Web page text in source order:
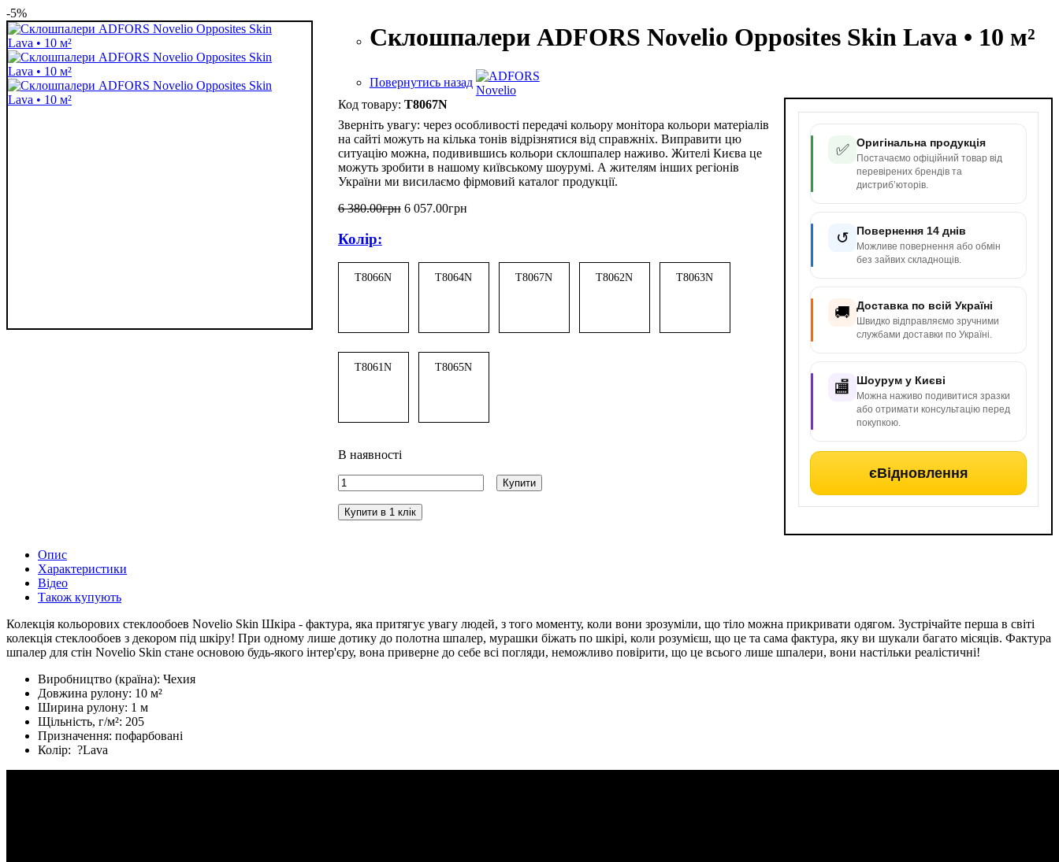
-5%
Склошпалери ADFORS Novelio Opposites Skin Lava • 10 м²
Повернутись назад
✅ Оригінальна продукція
Постачаємо офіційний товар від
перевірених брендів та
дистриб’юторів.
↺ Повернення 14 днів
Можливе повернення або обмін
без зайвих складнощів.
🚚 Доставка по всій Україні
Швидко відправляємо зручними
службами доставки по Україні.
🏬 Шоурум у Києві
Можна наживо подивитися зразки
або отримати консультацію перед
покупкою.
єВідновлення
T8067N
Зверніть увагу: через особливості передачі кольору монітора кольори матеріалів
на сайті можуть на кілька тонів відрізнятися від справжніх. Виправити цю
ситуацію можна, подивившись кольори склошпалер наживо. Жителі Києва це
можуть зробити в нашому київському шоурумі. А жителям інших регіонів
України ми висилаємо фірмовий каталог продукції.
6 380.00грн 6 057.00грн
Колір:
T8066N T8064N T8067N T8062N T8063N
T8061N T8065N
В наявності
Купити
Купити в 1 клік
Опис
Характеристики
Відео
Також купують
Колекція кольорових стеклообоев Novelio Skin Шкіра - фактура, яка притягує увагу людей, з того моменту, коли вони зрозуміли, що тіло можна прикривати одягом. Зустрічайте перша в світі
колекція стеклообоев з декором під шкіру! При одному лише дотику до полотна шпалер, мурашки біжать по шкірі, коли розумієш, що це та сама фактура, яку ви шукали багато місяців. Фактура
шпалер для стін Novelio Skin стане основою будь-якого інтер'єру, вона приверне до себе всі погляди, неможливо повірити, що це всього лише шпалери, вони настільки реалістичні!
Виробництво (країна): Чехия
Довжина рулону: 10 м²
Ширина рулону: 1 м
Щільність, г/м²: 205
Призначення: пофарбовані
Колір: ?Lava